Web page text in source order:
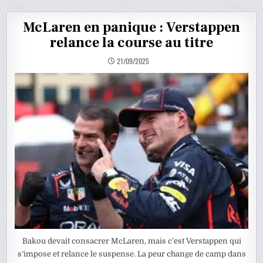
McLaren en panique : Verstappen
relance la course au titre
21/09/2025
Bakou devait consacrer McLaren, mais c’est Verstappen qui
s’impose et relance le suspense. La peur change de camp dans